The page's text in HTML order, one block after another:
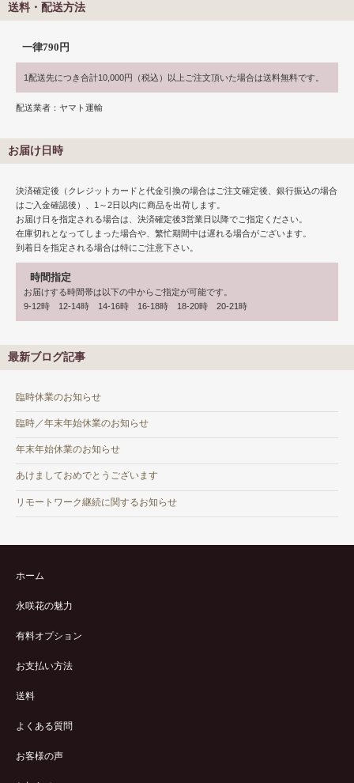
送料・配送方法
一律790円
1配送先につき合計10,000円（税込）以上ご注文頂いた場合は送料無料です。
配送業者：ヤマト運輸
お届け日時
決済確定後（クレジットカードと代金引換の場合はご注文確定後、銀行振込の場合
はご入金確認後）、1～2日以内に商品を出荷します。
お届け日を指定される場合は、決済確定後3営業日以降でご指定ください。
在庫切れとなってしまった場合や、繁忙期間中は遅れる場合がございます。
到着日を指定される場合は特にご注意下さい。
時間指定
お届けする時間帯は以下の中からご指定が可能です。
9-12時 12-14時 14-16時 16-18時 18-20時 20-21時
最新ブログ記事
臨時休業のお知らせ
臨時／年末年始休業のお知らせ
年末年始休業のお知らせ
あけましておめでとうございます
リモートワーク継続に関するお知らせ
ホーム
永咲花の魅力
有料オプション
お支払い方法
送料
よくある質問
お客様の声